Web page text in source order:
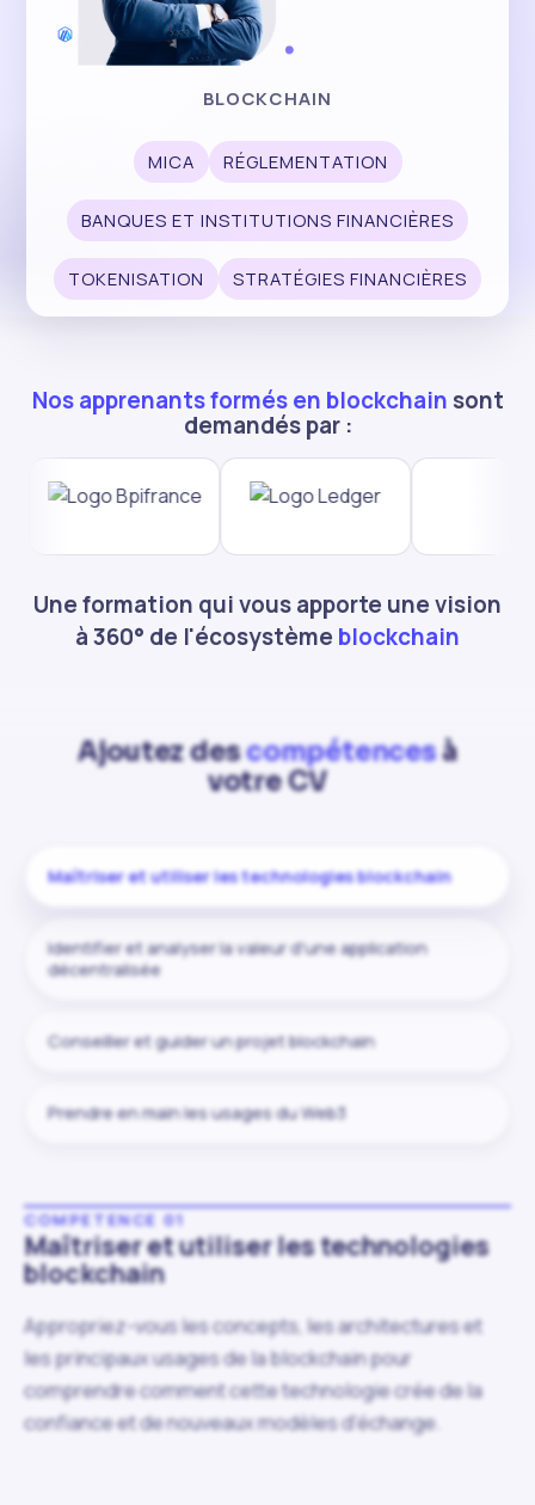
BLOCKCHAIN
MICA RÉGLEMENTATION
BANQUES ET INSTITUTIONS FINANCIÈRES
TOKENISATION STRATÉGIES FINANCIÈRES
Nos apprenants formés en blockchain sont
demandés par :
Une formation qui vous apporte une vision
à 360° de l'écosystème blockchain
Ajoutez descompétencesà
votre CV
COMPETENCE 01
Maîtriser et utiliser les technologies
blockchain
Appropriez-vous les concepts, les architectures et
les principaux usages de la blockchain pour
comprendre comment cette technologie crée de la
confiance et de nouveaux modèles d'échange.
Maîtriser et utiliser les technologies blockchain
Identifier et analyser la valeur d'une application
décentralisée
Conseiller et guider un projet blockchain
Prendre en main les usages du Web3